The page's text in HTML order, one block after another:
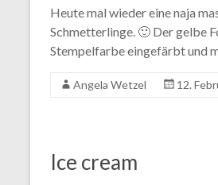
Heute mal wieder eine naja
Schmetterlinge. 🙂 Der gelbe
Stempelfarbe eingefärbt und
Angela Wetzel 12.
Ice cream